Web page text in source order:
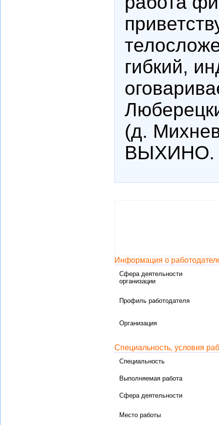
гибкий,
(д.
ВЫХИНО.
Информация о
Сфера деятельности
организации
Профиль работодателя
Организация
Специальность, условия
Специальность
Выполняемая работа
Сфера деятельности
Место работы